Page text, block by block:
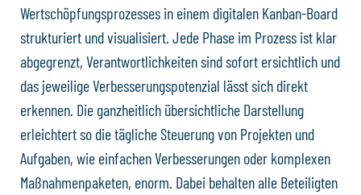
Wertschöpfungsprozesses in einem digitalen Kanban-Board
strukturiert und visualisiert. Jede Phase im Prozess ist klar
abgegrenzt, Verantwortlichkeiten sind sofort ersichtlich und
das jeweilige Verbesserungspotenzial lässt sich direkt
erkennen. Die ganzheitlich übersichtliche Darstellung
erleichtert so die tägliche Steuerung von Projekten und
Aufgaben, wie einfachen Verbesserungen oder komplexen
Maßnahmenpaketen, enorm. Dabei behalten alle Beteiligten